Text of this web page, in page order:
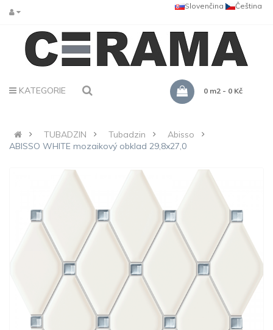
Čeština
Slovenčina
KATEGORIE 0 m2 - 0 Kč
TUBADZIN Tubadzin
Abisso
ABISSO WHITE mozaikový obklad 29,8x27,0